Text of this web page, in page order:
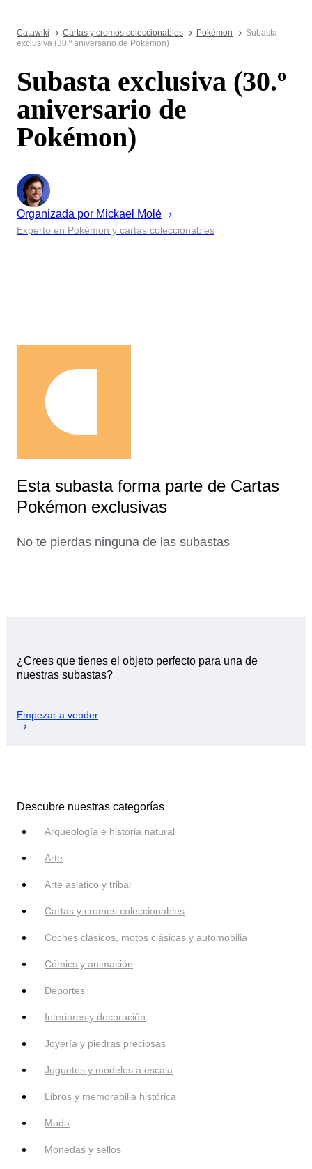
Catawiki Cartas y cromos coleccionables Pokémon
Subasta
exclusiva (30.º aniversario de Pokémon)
Subasta exclusiva (30.º
aniversario de
Pokémon)
Organizada por Mickael Molé
Experto en Pokémon y cartas coleccionables
Esta subasta forma parte de Cartas
Pokémon exclusivas
No te pierdas ninguna de las subastas
¿Crees que tienes el objeto perfecto para una de
nuestras subastas?
Empezar a vender
Descubre nuestras categorías
Arqueología e historia natural
Arte
Arte asiático y tribal
Cartas y cromos coleccionables
Coches clásicos, motos clásicas y automobilia
Cómics y animación
Deportes
Interiores y decoración
Joyería y piedras preciosas
Juguetes y modelos a escala
Libros y memorabilia histórica
Moda
Monedas y sellos